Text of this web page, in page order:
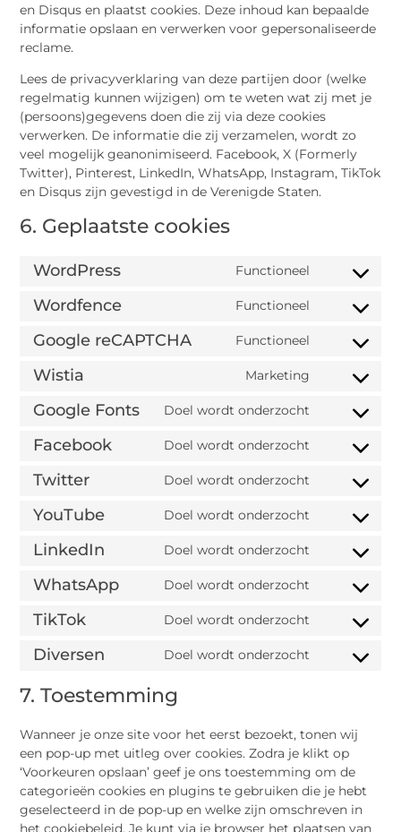
en Disqus en plaatst cookies. Deze inhoud kan bepaalde
informatie opslaan en verwerken voor gepersonaliseerde
reclame.
Lees de privacyverklaring van deze partijen door (welke
regelmatig kunnen wijzigen) om te weten wat zij met je
(persoons)gegevens doen die zij via deze cookies
verwerken. De informatie die zij verzamelen, wordt zo
veel mogelijk geanonimiseerd. Facebook, X (Formerly
Twitter), Pinterest, LinkedIn, WhatsApp, Instagram, TikTok
en Disqus zijn gevestigd in de Verenigde Staten.
6. Geplaatste cookies
WordPress Functioneel
Wordfence Functioneel
Google reCAPTCHA Functioneel
Wistia Marketing
Google Fonts Doel wordt onderzocht
Facebook Doel wordt onderzocht
Twitter Doel wordt onderzocht
YouTube Doel wordt onderzocht
LinkedIn Doel wordt onderzocht
WhatsApp Doel wordt onderzocht
TikTok Doel wordt onderzocht
Diversen Doel wordt onderzocht
7. Toestemming
Wanneer je onze site voor het eerst bezoekt, tonen wij
een pop-up met uitleg over cookies. Zodra je klikt op
‘Voorkeuren opslaan’ geef je ons toestemming om de
categorieën cookies en plugins te gebruiken die je hebt
geselecteerd in de pop-up en welke zijn omschreven in
het cookiebeleid. Je kunt via je browser het plaatsen van